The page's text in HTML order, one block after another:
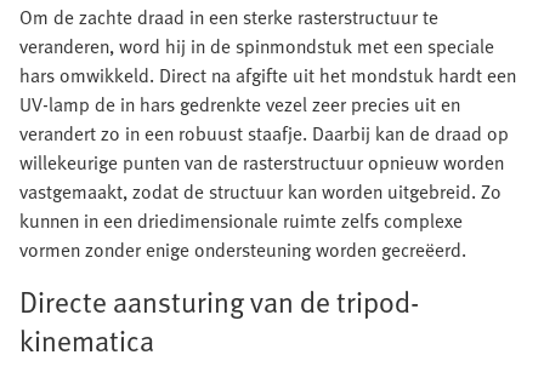
Om de zachte draad in een sterke rasterstructuur te
veranderen, word hij in de spinmondstuk met een speciale
hars omwikkeld. Direct na afgifte uit het mondstuk hardt een
UV-lamp de in hars gedrenkte vezel zeer precies uit en
verandert zo in een robuust staafje. Daarbij kan de draad op
willekeurige punten van de rasterstructuur opnieuw worden
vastgemaakt, zodat de structuur kan worden uitgebreid. Zo
kunnen in een driedimensionale ruimte zelfs complexe
vormen zonder enige ondersteuning worden gecreëerd.
Directe aansturing van de tripod-
kinematica